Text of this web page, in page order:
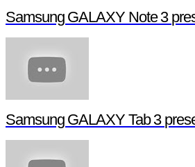
Samsung GALAXY Note 3 presents
Samsung GALAXY Tab 3 presents "Make it